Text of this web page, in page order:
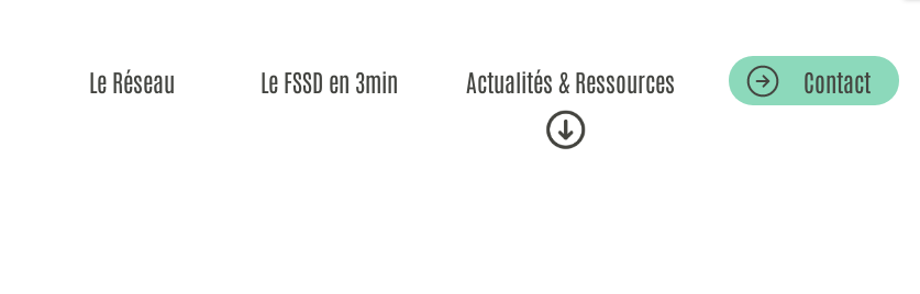
Le FSSD en 3min
Le Réseau Actualités & Ressources Contact